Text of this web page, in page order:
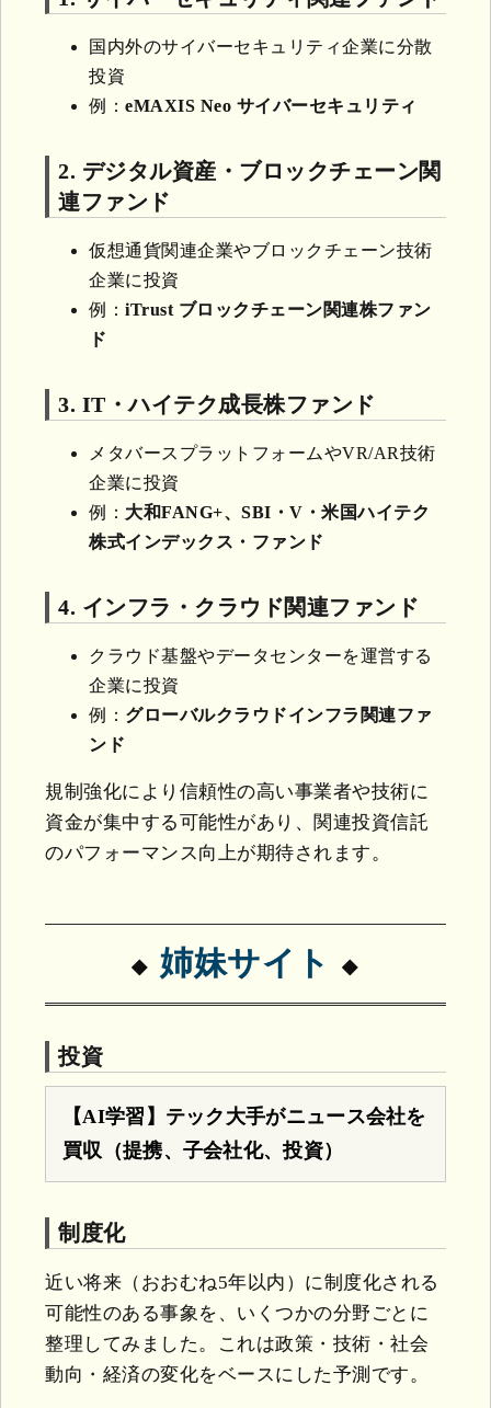
国内外のサイバーセキュリティ企業に分散
投資
例： eMAXIS Neo サイバーセキュリティ
2. デジタル資産・ブロックチェーン関
連ファンド
仮想通貨関連企業やブロックチェーン技術
企業に投資
例： iTrust ブロックチェーン関連株ファン
ド
3. IT・ハイテク成長株ファンド
メタバースプラットフォームやVR/AR技術
企業に投資
例： 大和FANG+、SBI・V・米国ハイテク
株式インデックス・ファンド
4. インフラ・クラウド関連ファンド
クラウド基盤やデータセンターを運営する
企業に投資
例： グローバルクラウドインフラ関連ファ
ンド
規制強化により信頼性の高い事業者や技術に
資金が集中する可能性があり、関連投資信託
のパフォーマンス向上が期待されます。
姉妹サイト
投資
【AI学習】テック大手がニュース会社を
買収（提携、子会社化、投資）
制度化
近い将来（おおむね5年以内）に制度化される
可能性のある事象を、いくつかの分野ごとに
整理してみました。これは政策・技術・社会
動向・経済の変化をベースにした予測です。